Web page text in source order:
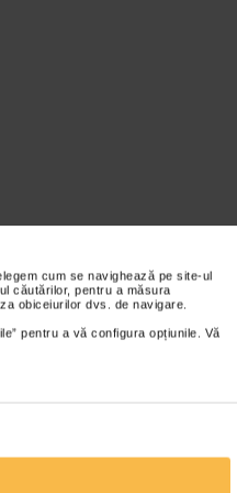
cum se navighează pe site-ul
căutărilor, pentru a măsura
obiceiurilor dvs. de navigare.
pentru a vă configura opțiunile. Vă